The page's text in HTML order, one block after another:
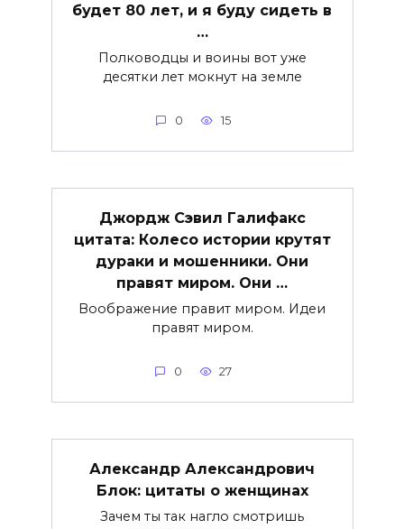
будет 80 лет, и я буду сидеть в
…
Полководцы и воины вот уже
десятки лет мокнут на земле
0 15
Джордж Сэвил Галифакс
цитата: Колесо истории крутят
дураки и мошенники. Они
правят миром. Они …
Воображение правит миром. Идеи
правят миром.
0 27
Александр Александрович
Блок: цитаты о женщинах
Зачем ты так нагло смотришь